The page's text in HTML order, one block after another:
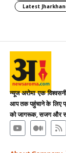
Latest
न्यूज अरोमा एक
आप तक पहुंचाने के लिए
को जागरूक, सजग और